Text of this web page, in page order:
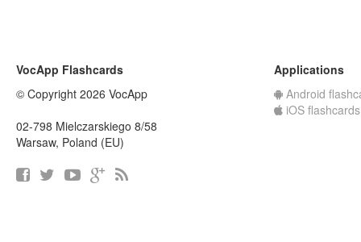
VocApp Flashcards
© Copyright 2026 VocApp
02-798 Mielczarskiego 8/58
Warsaw, Poland (EU)
Applications
Android
iOS flashcards